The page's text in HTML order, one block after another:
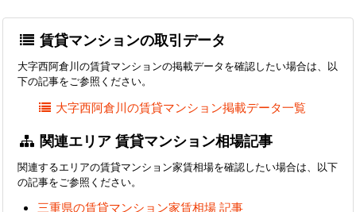
賃貸マンションの取引データ
大字西阿倉川の賃貸マンションの掲載データを確認したい場合は、以
下の記事をご参照ください。
大字西阿倉川の賃貸マンション掲載データ一覧
関連エリア 賃貸マンション相場記事
関連するエリアの賃貸マンション家賃相場を確認したい場合は、以下
の記事をご参照ください。
三重県の賃貸マンション家賃相場 記事